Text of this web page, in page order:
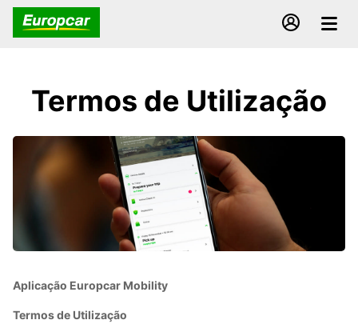
Termos de Utilização
Aplicação Europcar Mobility
Termos de Utilização